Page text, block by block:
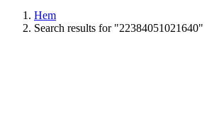
Hem
Search results for "22384051021640"